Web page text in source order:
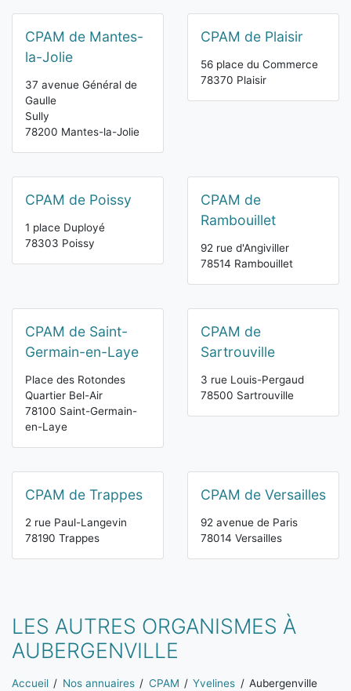
CPAM de Mantes-
la-Jolie
37 avenue Général de
Gaulle
Sully
78200 Mantes-la-Jolie
CPAM de Plaisir
56 place du Commerce
78370 Plaisir
CPAM de Poissy
1 place Duployé
78303 Poissy
CPAM de
Rambouillet
92 rue d'Angiviller
78514 Rambouillet
CPAM de Saint-
Germain-en-Laye
Place des Rotondes
Quartier Bel-Air
78100 Saint-Germain-
en-Laye
CPAM de
Sartrouville
3 rue Louis-Pergaud
78500 Sartrouville
CPAM de Trappes
2 rue Paul-Langevin
78190 Trappes
CPAM de Versailles
92 avenue de Paris
78014 Versailles
LES AUTRES ORGANISMES À
AUBERGENVILLE
Vous êtes ici:
Accueil Nos annuaires CPAM Yvelines Aubergenville